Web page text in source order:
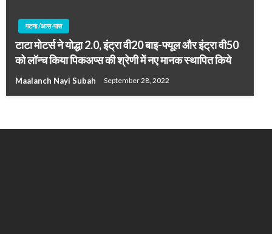
पटना /आस-पास
टाटा मोटर्स ने योद्धा 2.0, इंट्रा वी20 बाइ-फ्यूल और इंट्रा वी50
को लॉन्‍च किया पिकअप्‍स की श्रेणी में नए मानक स्‍थापित किये
Maalanch Nayi Subah September 28, 2022